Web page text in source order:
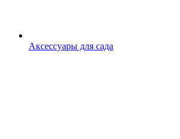
Аксессуары для сада